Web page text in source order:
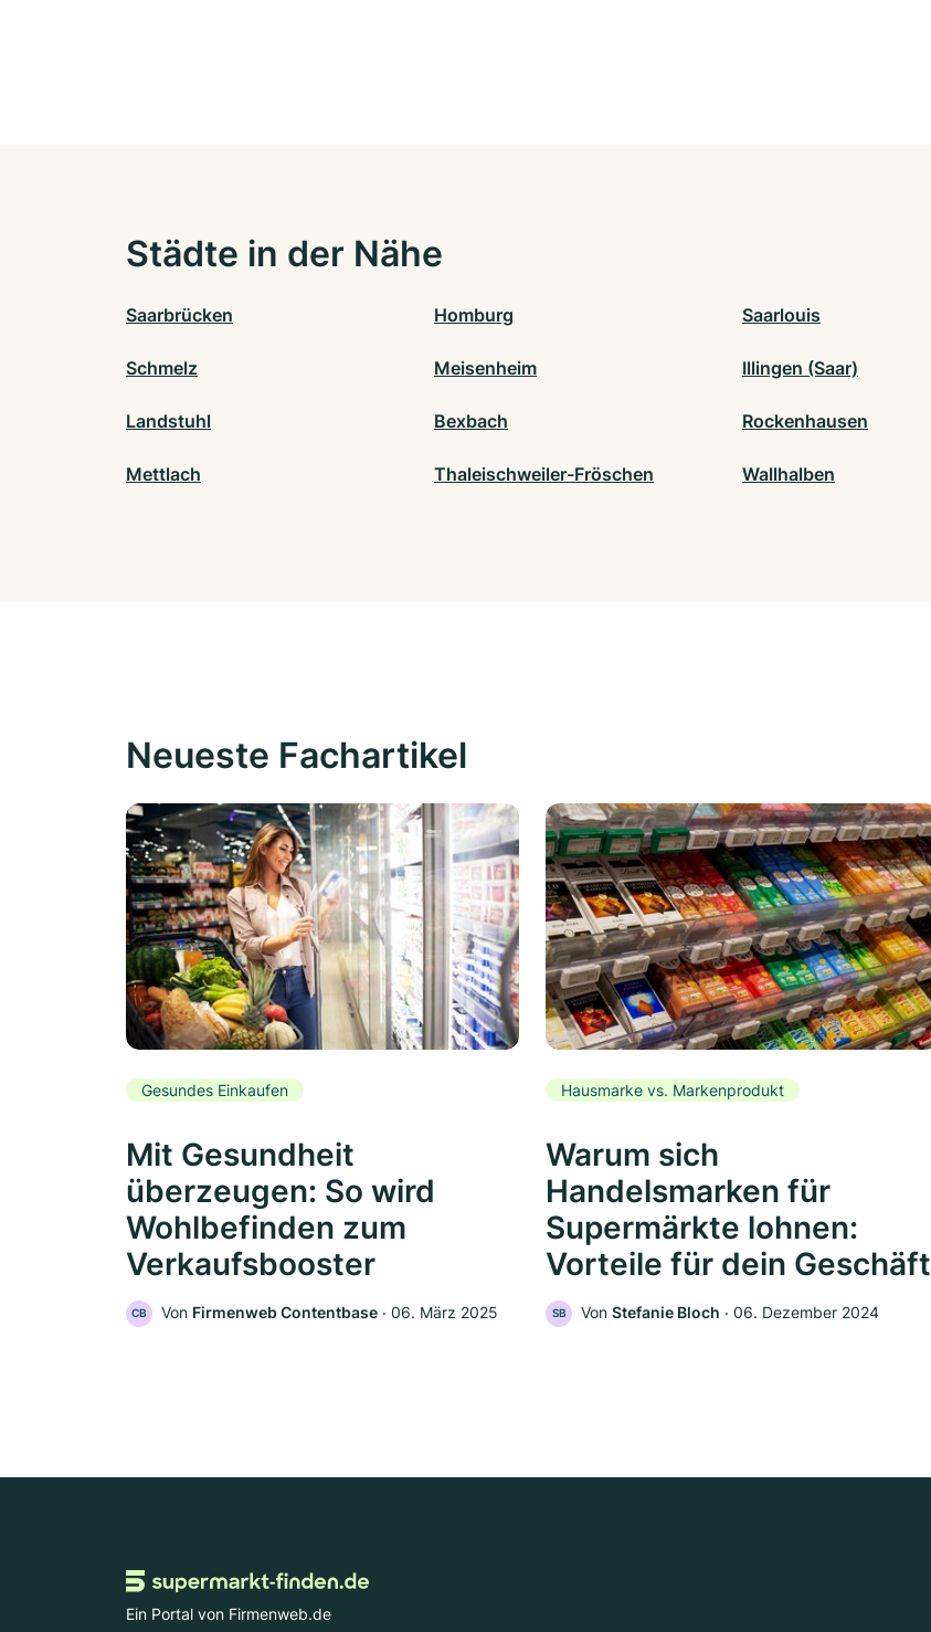
Städte in der Nähe
Saarbrücken Homburg Saarlouis
Schmelz Meisenheim Illingen (Saar)
Landstuhl Bexbach Rockenhausen
Mettlach Thaleischweiler-Fröschen Wallhalben
Neueste Fachartikel
Gesundes Einkaufen
Mit Gesundheit
überzeugen: So wird
Wohlbefinden zum
Verkaufsbooster
CB Von Firmenweb Contentbase ‧ 06. März 2025
Hausmarke vs. Markenprodukt
Warum sich
Handelsmarken für
Supermärkte lohnen:
Vorteile für dein Geschäft
SB Von Stefanie Bloch ‧ 06. Dezember 2024
Ein Portal von Firmenweb.de